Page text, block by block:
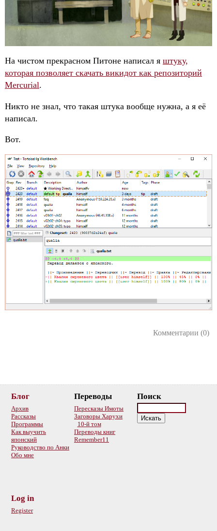
На чистом прекрасном Питоне написал я штуку,
которая позволяет скачать викидот как репозиторий
Mercurial.
Никто не знал, что такая штука вообще нужна, а я её
написал.
Вот.
Комментарии (0)
Блог
Архив
Рассказы
Программы
Как выучить
японский
Руководство по Анки
Обо мне
Переводы
Пересказы Имоты
Заговоры Харухи
10-й том
Переводы книг
Remember11
Поиск
Log in
Register